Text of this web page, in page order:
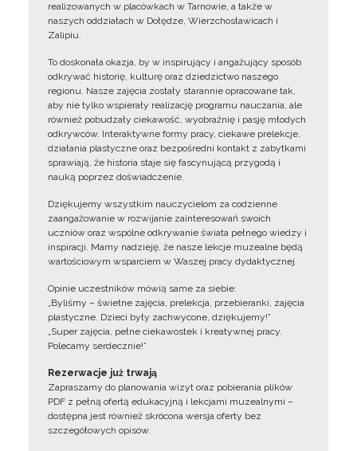
realizowanych w placówkach w Tarnowie, a także w
naszych oddziałach w Dołędze, Wierzchosławicach i
Zalipiu.
To doskonała okazja, by w inspirujący i angażujący sposób
odkrywać historię, kulturę oraz dziedzictwo naszego
regionu. Nasze zajęcia zostały starannie opracowane tak,
aby nie tylko wspierały realizację programu nauczania, ale
również pobudzały ciekawość, wyobraźnię i pasję młodych
odkrywców. Interaktywne formy pracy, ciekawe prelekcje,
działania plastyczne oraz bezpośredni kontakt z zabytkami
sprawiają, że historia staje się fascynującą przygodą i
nauką poprzez doświadczenie.
Dziękujemy wszystkim nauczycielom za codzienne
zaangażowanie w rozwijanie zainteresowań swoich
uczniów oraz wspólne odkrywanie świata pełnego wiedzy i
inspiracji. Mamy nadzieję, że nasze lekcje muzealne będą
wartościowym wsparciem w Waszej pracy dydaktycznej.
Opinie uczestników mówią same za siebie:
„Byliśmy – świetne zajęcia, prelekcja, przebieranki, zajęcia
plastyczne. Dzieci były zachwycone, dziękujemy!”
„Super zajęcia, pełne ciekawostek i kreatywnej pracy.
Polecamy serdecznie!”
Rezerwacje już trwają
Zapraszamy do planowania wizyt oraz pobierania plików
PDF z pełną ofertą edukacyjną i lekcjami muzealnymi –
dostępna jest również skrócona wersja oferty bez
szczegółowych opisów.